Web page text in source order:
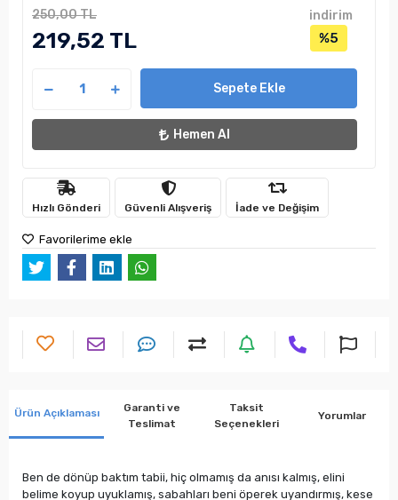
250,00 TL
219,52 TL
indirim
%5
Sepete Ekle
Hemen Al
Hızlı Gönderi Güvenli Alışveriş İade ve Değişim
Favorilerime ekle
Ürün Açıklaması
Garanti ve
Teslimat
Taksit
Seçenekleri
Yorumlar
Ben de dönüp baktım tabii, hiç olmamış da anısı kalmış, elini
belime koyup uyuklamış, sabahları beni öperek uyandırmış, kese